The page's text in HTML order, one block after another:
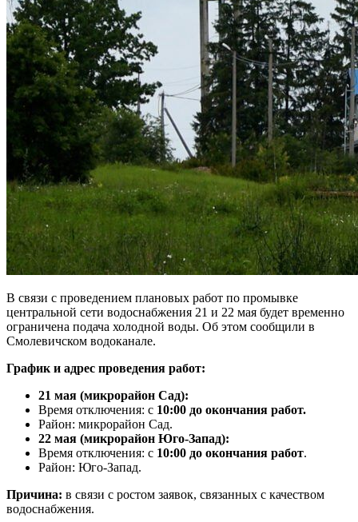
В связи с проведением плановых работ по промывке
центральной сети водоснабжения 21 и 22 мая будет временно
ограничена подача холодной воды. Об этом сообщили в
Смолевичском водоканале.
График и адрес проведения работ:
21 мая (микрорайон Сад):
Время отключения: с 10:00 до окончания работ.
Район: микрорайон Сад.
22 мая (микрорайон Юго-Запад):
Время отключения: с 10:00 до окончания работ.
Район: Юго-Запад.
Причина: в связи с ростом заявок, связанных с качеством
водоснабжения.